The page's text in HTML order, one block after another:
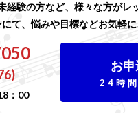
験の方など、様々な方がレ
て、悩みや目標などお気軽に
：00
お
24時間